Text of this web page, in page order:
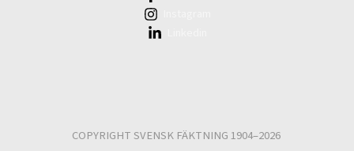
COPYRIGHT SVENSK FÄKTNING 1904–2026